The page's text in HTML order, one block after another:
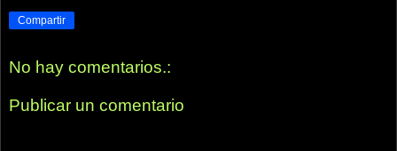
Compartir
No hay comentarios.:
Publicar un comentario